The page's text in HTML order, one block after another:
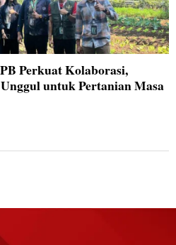
Perkuat Kolaborasi,
untuk Pertanian Masa